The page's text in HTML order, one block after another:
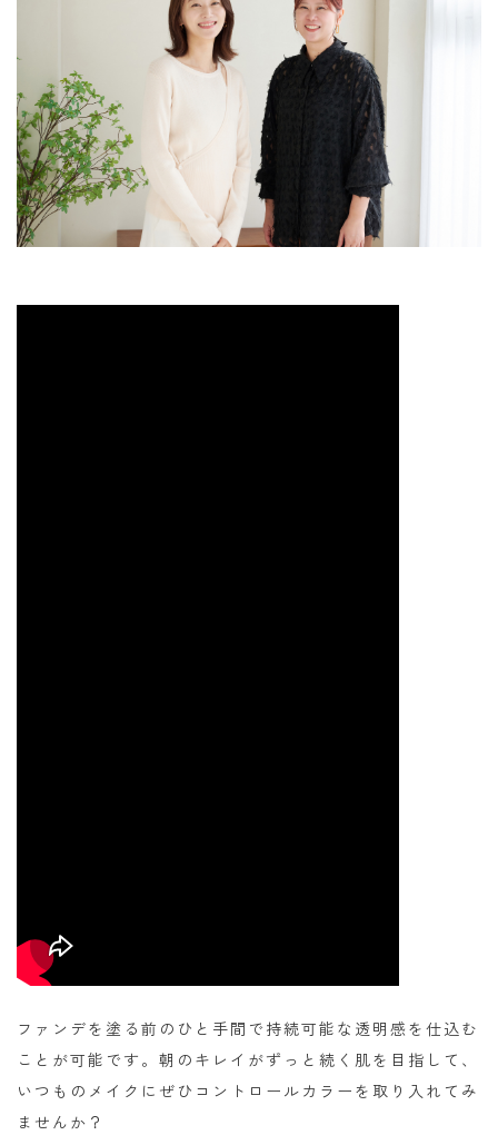
ファンデを塗る前のひと手間で持続可能な透明感を仕込む
ことが可能です。朝のキレイがずっと続く肌を目指して、
いつものメイクにぜひコントロールカラーを取り入れてみ
ませんか？